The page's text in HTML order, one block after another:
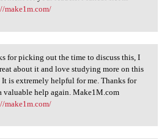
make1m.com/
for picking out the
for picking out the time to discuss this, I
about it and love studying more on this
is extremely helpful for me. Thanks for
valuable help again. Make1M.com
make1m.com/